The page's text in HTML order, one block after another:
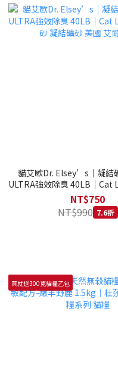
貓艾歐Dr. Elsey’s｜凝結
ULTRA強效除臭 40LB｜Cat
砂 凝結礦砂 美國 艾
NT$750
NT$990 7.6折
買就送300克貓糧乙包